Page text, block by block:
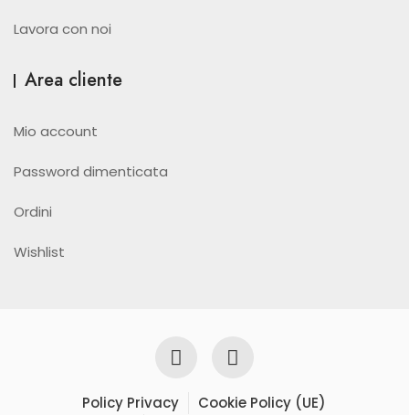
Lavora con noi
Area cliente
Mio account
Password dimenticata
Ordini
Wishlist
Policy Privacy Cookie Policy (UE)